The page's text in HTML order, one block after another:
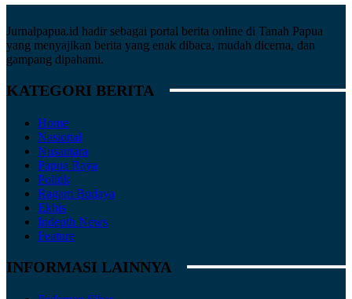
Jurnalpapua.id hadir sebagai portal berita online di Tanah Papua
yang menyajikan berita yang enak dibaca, mudah dicerna, dan
gampang dipahami.
KATEGORI BERITA
Home
Nasional
Nusantara
Papua Raya
Politik
Ragam Budaya
Ekbis
Indepth News
Feature
INFORMASI LAINNYA